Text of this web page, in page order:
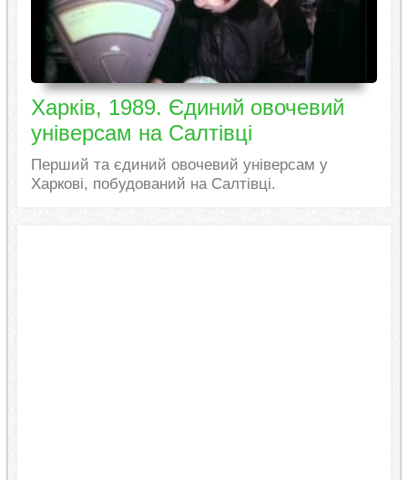
Харків, 1989. Єдиний овочевий
універсам на Салтівці
Перший та єдиний овочевий універсам у
Харкові, побудований на Салтівці.